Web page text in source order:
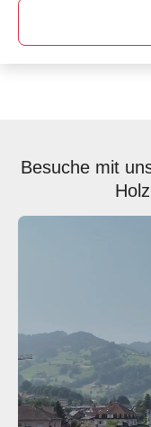
Besuche mit